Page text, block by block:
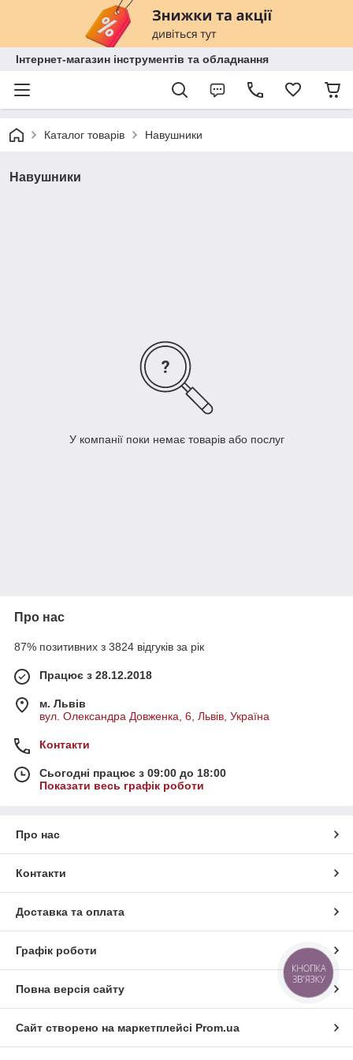
Інтернет-магазин інструментів та обладнання
Каталог товарів Навушники
Навушники
У компанії поки немає товарів або послуг
Про нас
87% позитивних з 3824 відгуків за рік
Працює з 28.12.2018
м. Львів
вул. Олександра Довженка, 6, Львів, Україна
Контакти
Сьогодні працює з 09:00 до 18:00
Показати весь графік роботи
Про нас
Контакти
Доставка та оплата
Графік роботи
Повна версія сайту
Сайт створено на маркетплейсі Prom.ua
КНОПКА
ЗВ'ЯЗКУ